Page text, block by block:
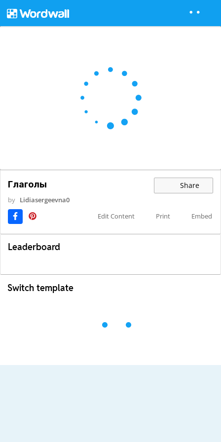
Глаголы Share
by Lidiasergeevna0
Edit Content
Print Embed
Leaderboard
Switch template